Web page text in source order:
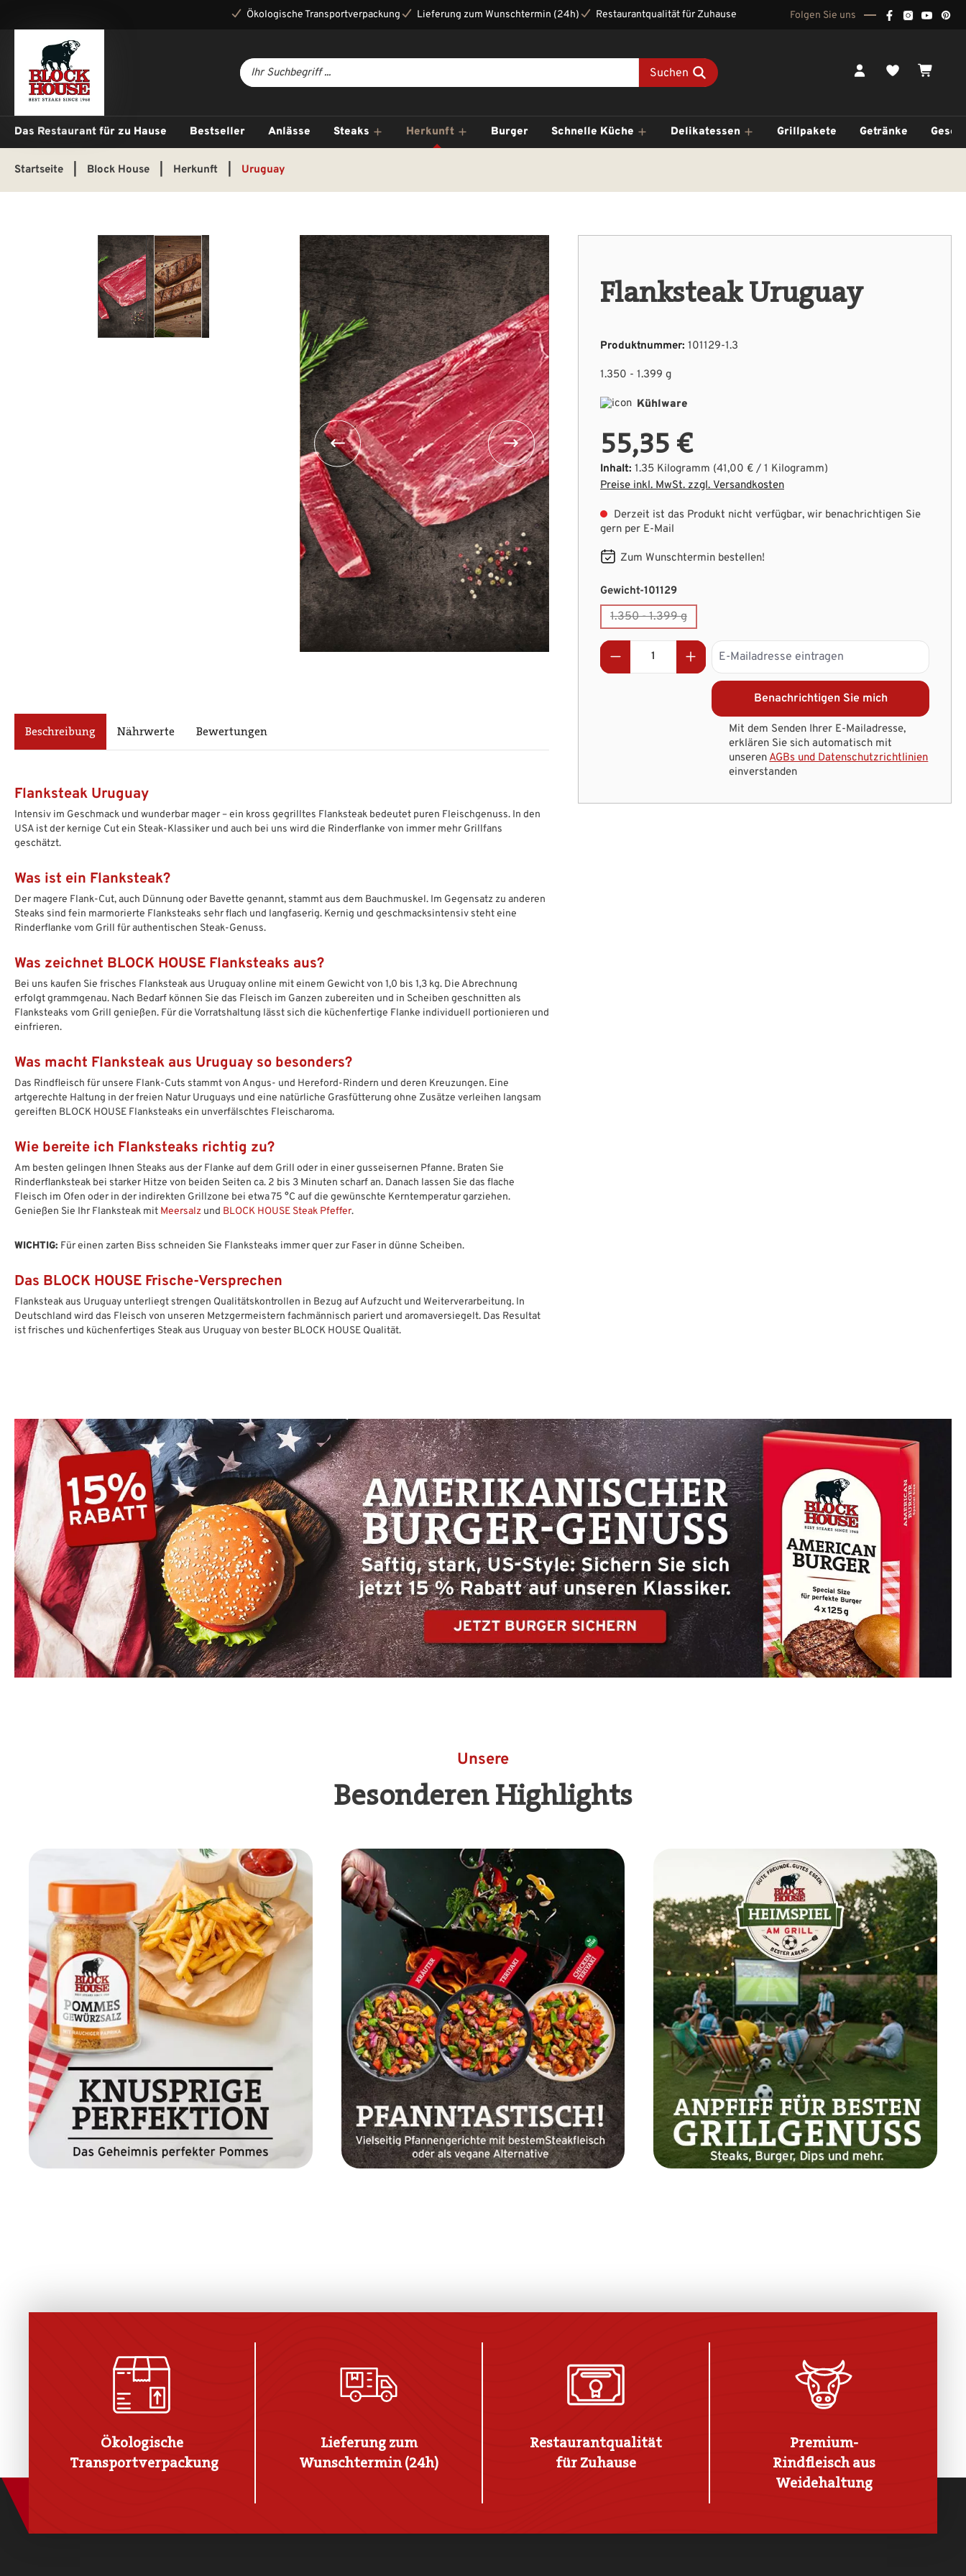
Ökologische Transportverpackung Lieferung zum Wunschtermin (24h) Restaurantqualität für Zuhause Folgen Sie uns
Suchen Du hast 0
Das Restaurant für zu Hause Bestseller Anlässe Steaks Herkunft Burger Schnelle Küche Delikatessen Grillpakete Getränke
Startseite Block House Herkunft Uruguay
Bildergalerie überspringen
Beschreibung Nährwerte Bewertungen
Flanksteak Uruguay
Intensiv im Geschmack und wunderbar mager – ein kross gegrilltes Flanksteak bedeutet puren Fleischgenuss. In den
USA ist der kernige Cut ein Steak-Klassiker und auch bei uns wird die Rinderflanke von immer mehr Grillfans
geschätzt.
Was ist ein Flanksteak?
Der magere Flank-Cut, auch Dünnung oder Bavette genannt, stammt aus dem Bauchmuskel. Im Gegensatz zu anderen
Steaks sind fein marmorierte Flanksteaks sehr flach und langfaserig. Kernig und geschmacksintensiv steht eine
Rinderflanke vom Grill für authentischen Steak-Genuss.
Was zeichnet BLOCK HOUSE Flanksteaks aus?
Bei uns kaufen Sie frisches Flanksteak aus Uruguay online mit einem Gewicht von 1,0 bis 1,3 kg. Die Abrechnung
erfolgt grammgenau. Nach Bedarf können Sie das Fleisch im Ganzen zubereiten und in Scheiben geschnitten als
Flanksteaks vom Grill genießen. Für die Vorratshaltung lässt sich die küchenfertige Flanke individuell portionieren und
einfrieren.
Was macht Flanksteak aus Uruguay so besonders?
Das Rindfleisch für unsere Flank-Cuts stammt von Angus- und Hereford-Rindern und deren Kreuzungen. Eine
artgerechte Haltung in der freien Natur Uruguays und eine natürliche Grasfütterung ohne Zusätze verleihen langsam
gereiften BLOCK HOUSE Flanksteaks ein unverfälschtes Fleischaroma.
Wie bereite ich Flanksteaks richtig zu?
Am besten gelingen Ihnen Steaks aus der Flanke auf dem Grill oder in einer gusseisernen Pfanne. Braten Sie
Rinderflanksteak bei starker Hitze von beiden Seiten ca. 2 bis 3 Minuten scharf an. Danach lassen Sie das flache
Fleisch im Ofen oder in der indirekten Grillzone bei etwa 75 °C auf die gewünschte Kerntemperatur garziehen.
Genießen Sie Ihr Flanksteak mit Meersalz und BLOCK HOUSE Steak Pfeffer.
WICHTIG: Für einen zarten Biss schneiden Sie Flanksteaks immer quer zur Faser in dünne Scheiben.
Das BLOCK HOUSE Frische-Versprechen
Flanksteak aus Uruguay unterliegt strengen Qualitätskontrollen in Bezug auf Aufzucht und Weiterverarbeitung. In
Deutschland wird das Fleisch von unseren Metzgermeistern fachmännisch pariert und aromaversiegelt. Das Resultat
ist frisches und küchenfertiges Steak aus Uruguay von bester BLOCK HOUSE Qualität.
Flanksteak Uruguay
Produktnummer: 101129-1.3
1.350 - 1.399 g
Kühlware
55,35 €
Inhalt: 1.35 Kilogramm (41,00 € / 1 Kilogramm)
Preise inkl. MwSt. zzgl. Versandkosten
Derzeit ist das Produkt nicht verfügbar, wir benachrichtigen Sie
gern per E-Mail
Zum Wunschtermin bestellen!
Gewicht-101129auswählen
1.350 - 1.399 g
(Diese Option ist zurzeit nicht verfügbar.)
Benachrichtigen Sie mich
Mit dem Senden Ihrer E-Mailadresse,
erklären Sie sich automatisch mit
unserenAGBs und Datenschutzrichtlinien
einverstanden
Unsere
Besonderen Highlights
Ökologische
Transportverpackung
Lieferung zum
Wunschtermin (24h)
Restaurantqualität
für Zuhause
Premium-
Rindfleisch aus
Weidehaltung